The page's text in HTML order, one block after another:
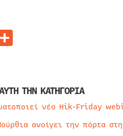
Μοιραστείτε
ΤΗΝ ΚΑΤΗΓΟΡΙΑ
νέο Hik-Friday
ανοίγει την πόρτα